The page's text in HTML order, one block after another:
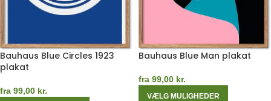
Bauhaus Blue Circles 1923
plakat
fra 99,00 kr.
Bauhaus Blue Man plakat
fra 99,00 kr.
VÆLG MULIGHEDER